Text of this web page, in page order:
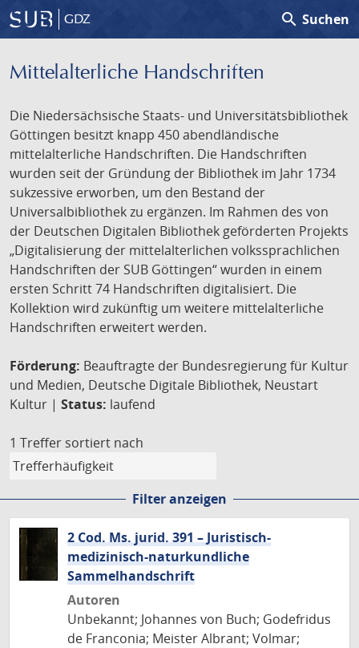
GDZ search Suchen
Mittelalterliche Handschriften
Die Niedersächsische Staats- und Universitätsbibliothek
Göttingen besitzt knapp 450 abendländische
mittelalterliche Handschriften. Die Handschriften
wurden seit der Gründung der Bibliothek im Jahr 1734
sukzessive erworben, um den Bestand der
Universalbibliothek zu ergänzen. Im Rahmen des von
der Deutschen Digitalen Bibliothek geförderten Projekts
„Digitalisierung der mittelalterlichen volkssprachlichen
Handschriften der SUB Göttingen“ wurden in einem
ersten Schritt 74 Handschriften digitalisiert. Die
Kollektion wird zukünftig um weitere mittelalterliche
Handschriften erweitert werden.
Förderung: Beauftragte der Bundesregierung für Kultur
und Medien, Deutsche Digitale Bibliothek, Neustart
Kultur | Status: laufend
1 Treffer sortiert nach
Filter anzeigen
2 Cod. Ms. jurid. 391 – Juristisch-
medizinisch-naturkundliche
Sammelhandschrift
Autoren
Unbekannt; Johannes von Buch; Godefridus
de Franconia; Meister Albrant; Volmar;